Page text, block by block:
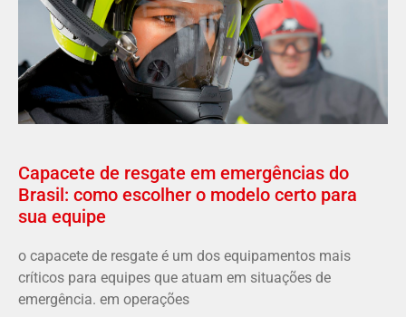
Capacete de resgate em emergências do
Brasil: como escolher o modelo certo para
sua equipe
o capacete de resgate é um dos equipamentos mais
críticos para equipes que atuam em situações de
emergência. em operações